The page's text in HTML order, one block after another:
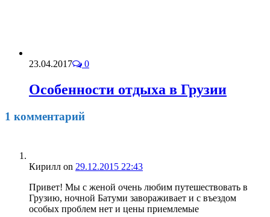
23.04.2017 0
Особенности отдыха в Грузии
1 комментарий
Кирилл on 29.12.2015 22:43
Привет! Мы с женой очень любим путешествовать в
Грузию, ночной Батуми завораживает и с въездом
особых проблем нет и цены приемлемые